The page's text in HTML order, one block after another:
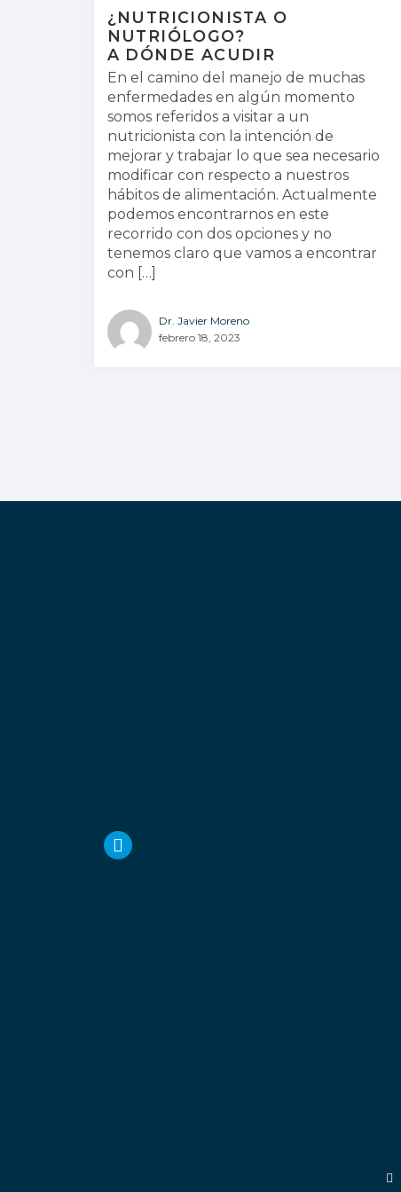
¿NUTRICIONISTA O
NUTRIÓLOGO?
A DÓNDE ACUDIR
En el camino del manejo de muchas
enfermedades en algún momento
somos referidos a visitar a un
nutricionista con la intención de
mejorar y trabajar lo que sea necesario
modificar con respecto a nuestros
hábitos de alimentación. Actualmente
podemos encontrarnos en este
recorrido con dos opciones y no
tenemos claro que vamos a encontrar
con […]
Dr. Javier Moreno
febrero 18, 2023